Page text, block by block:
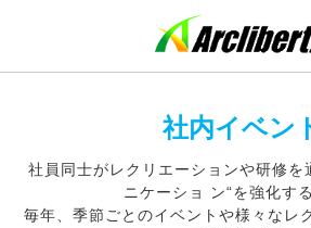
社内イベン
社員同士がレクリエーションや研修を
ニケーショ ン“を強化する
毎年、季節ごとのイベントや様々なレ